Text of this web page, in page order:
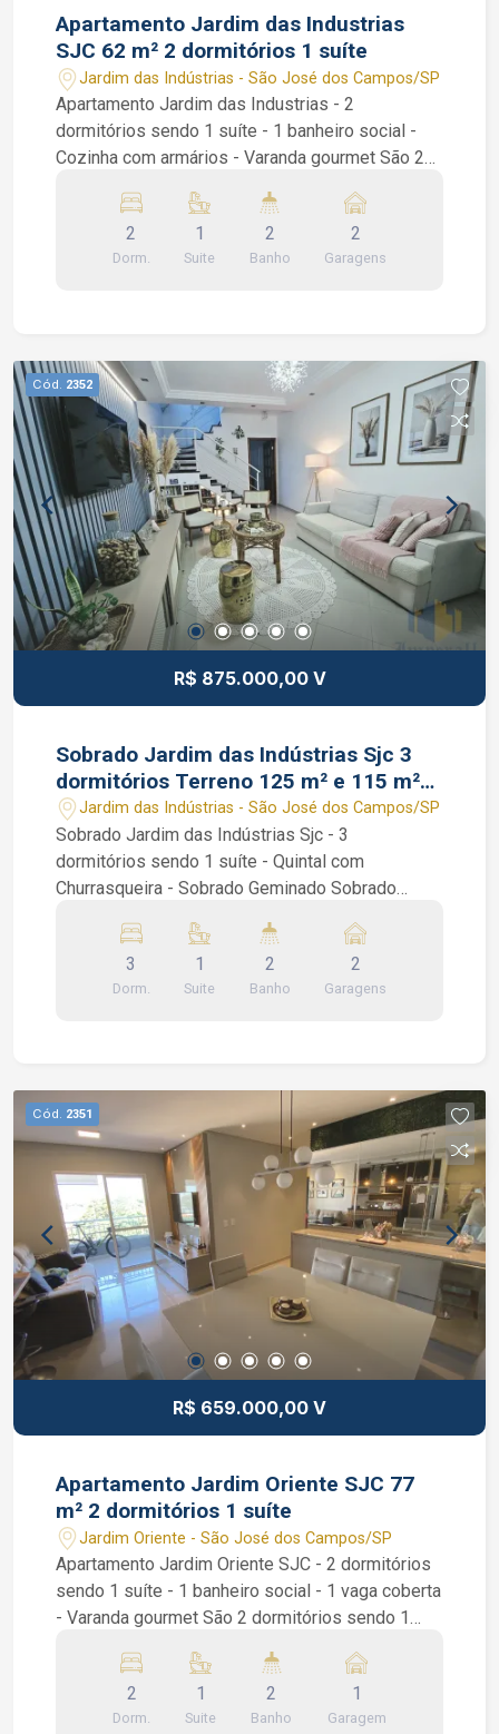
WhatsApp
Apartamento Jardim das Industrias
SJC 62 m² 2 dormitórios 1 suíte
Jardim das Indústrias - São José dos Campos/SP
Apartamento Jardim das Industrias - 2
dormitórios sendo 1 suíte - 1 banheiro social -
Cozinha com armários - Varanda gourmet São 2
moveis planejados em todos ambientes, sala
estendida de 2 ambientes, varanda gourmet com
fechamento em vidro integrada a sala, cozinha
imóvel Caique Lopes de CRECI 264.991 F (12)
99189-7273 WhatsApp e Claro.
2
Dorm.
1
Suite
2
Banho
2
Garagens
Cód. 2352
R$ 875.000,00 V
Sobrado Jardim das Indústrias Sjc 3
dormitórios Terreno 125 m² e 115 m²
Área Útil
Jardim das Indústrias - São José dos Campos/SP
Sobrado Jardim das Indústrias Sjc - 3
dormitórios sendo 1 suíte - Quintal com
Churrasqueira - Sobrado Geminado Sobrado
dormitórios sendo 1 suíte, todos os quartos com
armários planejados, piso cerâmico, banheiro
social, sala de 2 ambientes, corredor lateral,
Jocimar Lopes de CRECI 135.799 (12) 98831-
9511 WhatsApp e Nextel (12) 98137-2979 Vivo
3
Dorm.
1
Suite
2
Banho
2
Garagens
Cód. 2351
R$ 659.000,00 V
Apartamento Jardim Oriente SJC 77
m² 2 dormitórios 1 suíte
Jardim Oriente - São José dos Campos/SP
Apartamento Jardim Oriente SJC - 2 dormitórios
sendo 1 suíte - 1 banheiro social - 1 vaga coberta
- Varanda gourmet São 2 dormitórios sendo 1
planejados, suíte com varanda e ar condicionado,
sala de 2 ambientes com piso porcelanato, sanca
de gesso, varanda gourmet com fechamento em
2
Dorm.
1
Suite
2
Banho
1
Garagem